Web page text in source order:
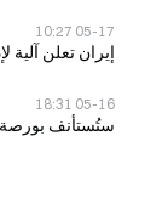
05-17 10:27
إيران تعلن آلية
05-16 18:31
ستُستأنف بورصة